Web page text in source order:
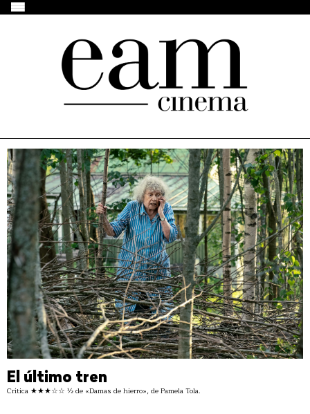
El último tren
Crítica ★★★☆☆ ½ de «Damas de hierro», de Pamela Tola.